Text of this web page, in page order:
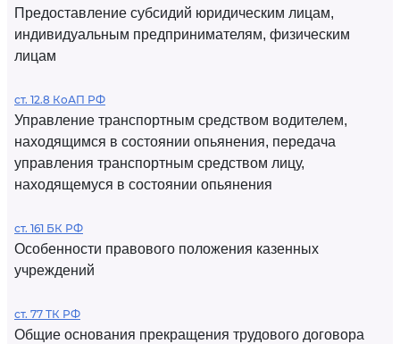
Предоставление субсидий юридическим лицам,
индивидуальным предпринимателям, физическим
лицам
ст. 12.8 КоАП РФ
Управление транспортным средством водителем,
находящимся в состоянии опьянения, передача
управления транспортным средством лицу,
находящемуся в состоянии опьянения
ст. 161 БК РФ
Особенности правового положения казенных
учреждений
ст. 77 ТК РФ
Общие основания прекращения трудового договора